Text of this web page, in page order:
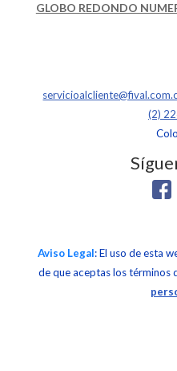
GLOBO REDONDO
(2)
Aviso Legal: El uso de esta
de que aceptas los términos